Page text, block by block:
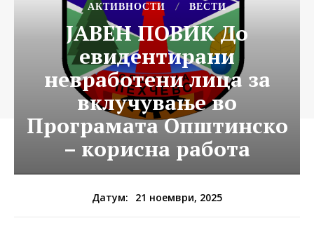
АКТИВНОСТИ ВЕСТИ
JABЕН ПОВИК До
евидентирани
невработени лица за
вклучување во
Програмата Општинско
– корисна работа
Датум: 21 ноември, 2025